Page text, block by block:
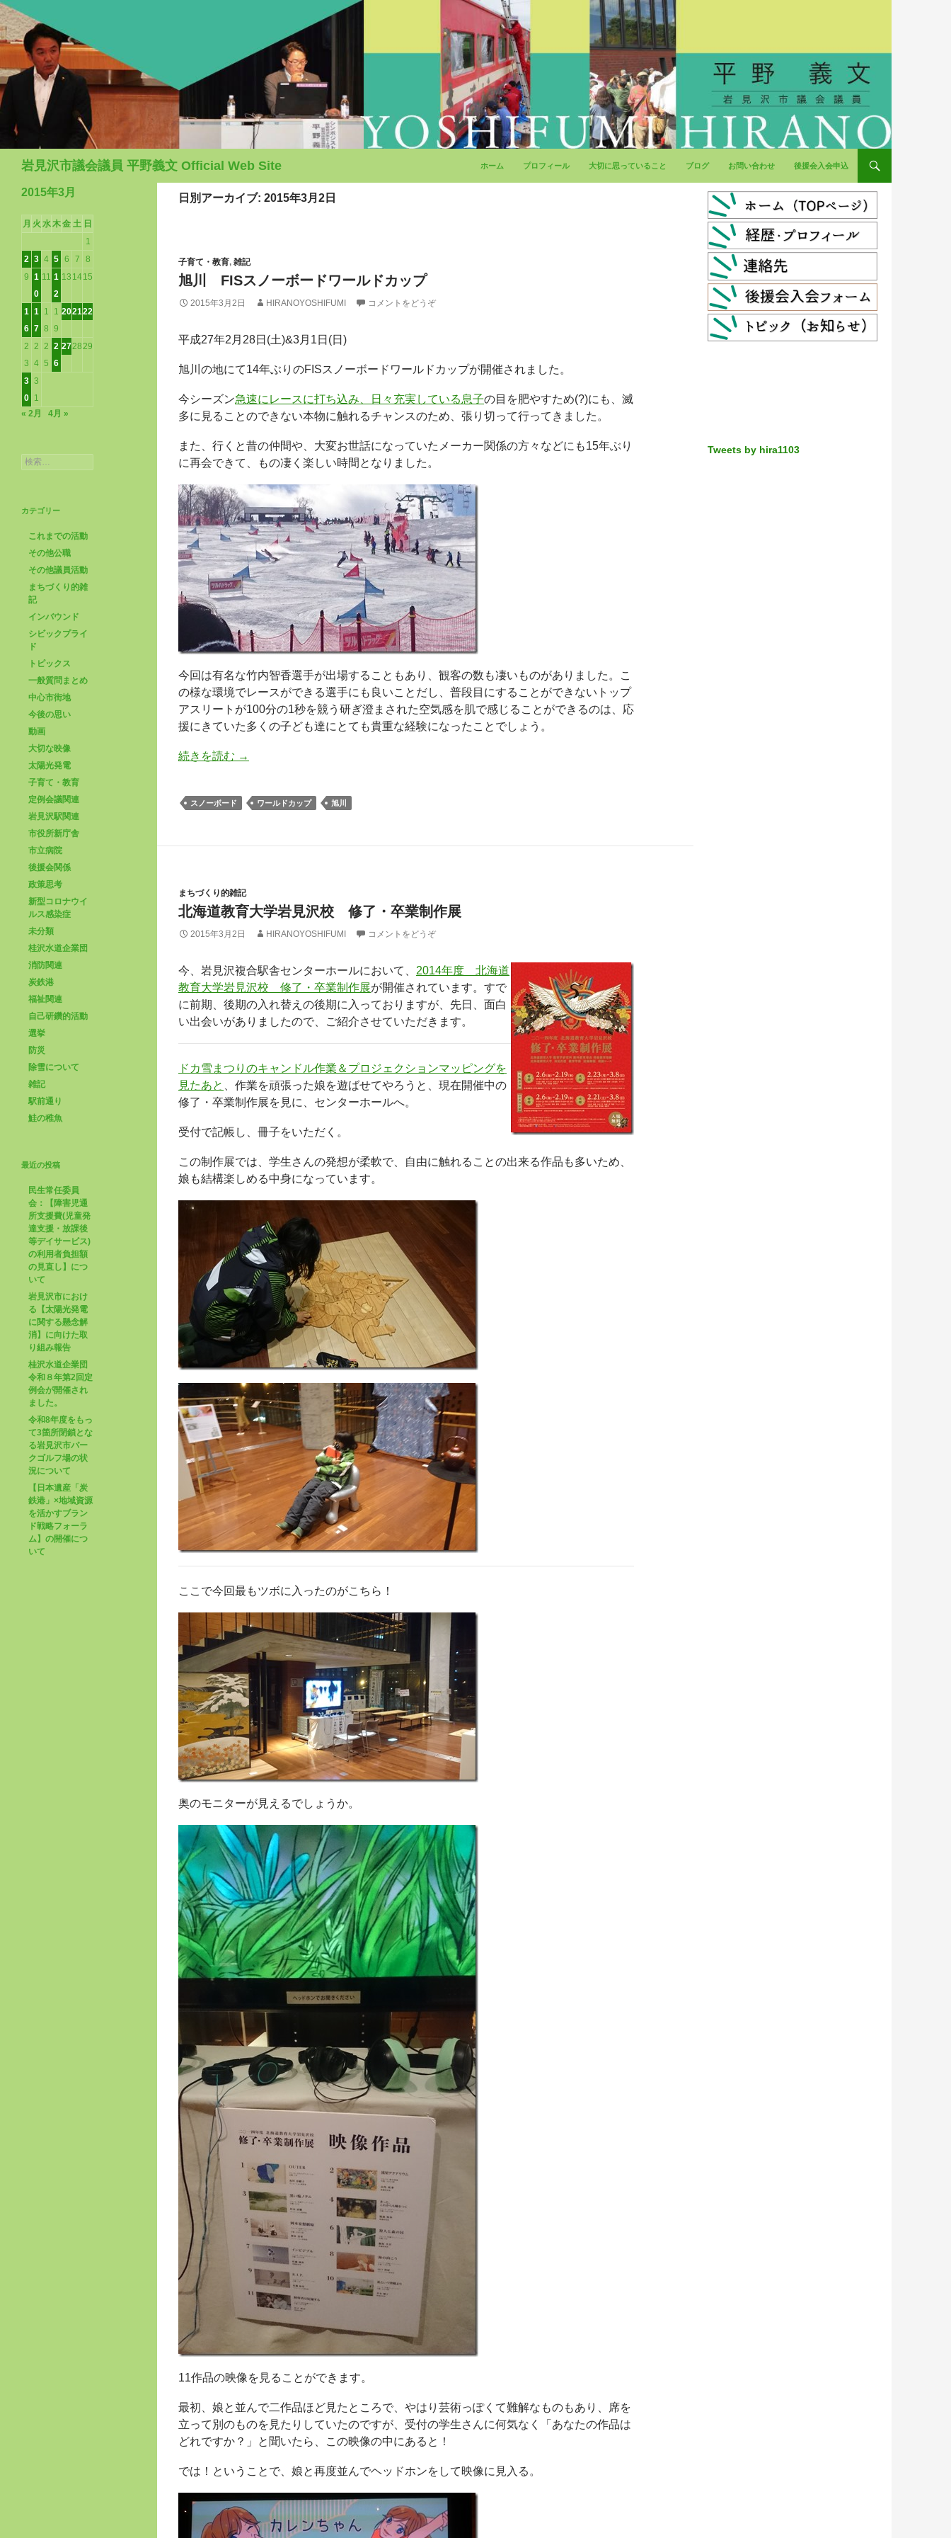
岩見沢市議会議員 平野義文 Official Web Site
ホーム
プロフィール 大切に思っていること ブログ お問い合わせ 後援会入会申込
日別アーカイブ: 2015年3月2日
子育て・教育, 雑記
旭川 FISスノーボードワールドカップ
2015年3月2日 HIRANOYOSHIFUMI コメントをどうぞ
平成27年2月28日(土)&3月1日(日)
旭川の地にて14年ぶりのFISスノーボードワールドカップが開催されました。
今シーズン急速にレースに打ち込み、日々充実している息子の目を肥やすため(?)にも、滅
多に見ることのできない本物に触れるチャンスのため、張り切って行ってきました。
また、行くと昔の仲間や、大変お世話になっていたメーカー関係の方々などにも15年ぶり
に再会できて、もの凄く楽しい時間となりました。
今回は有名な竹内智香選手が出場することもあり、観客の数も凄いものがありました。こ
の様な環境でレースができる選手にも良いことだし、普段目にすることができないトップ
アスリートが100分の1秒を競う研ぎ澄まされた空気感を肌で感じることができるのは、応
援にきていた多くの子ども達にとても貴重な経験になったことでしょう。
続きを読む →
スノーボード ワールドカップ 旭川
まちづくり的雑記
北海道教育大学岩見沢校 修了・卒業制作展
2015年3月2日 HIRANOYOSHIFUMI コメントをどうぞ
今、岩見沢複合駅舎センターホールにおいて、 2014年度 北海道
教育大学岩見沢校 修了・卒業制作展が開催されています。すで
に前期、後期の入れ替えの後期に入っておりますが、先日、面白
い出会いがありましたので、ご紹介させていただきます。
ドカ雪まつりのキャンドル作業＆プロジェクションマッピングを
見たあと
、作業を頑張った娘を遊ばせてやろうと、現在開催中の
修了・卒業制作展を見に、センターホールへ。
受付で記帳し、冊子をいただく。
この制作展では、学生さんの発想が柔軟で、自由に触れることの出来る作品も多いため、
娘も結構楽しめる中身になっています。
ここで今回最もツボに入ったのがこちら！
奥のモニターが見えるでしょうか。
11作品の映像を見ることができます。
最初、娘と並んで二作品ほど見たところで、やはり芸術っぽくて難解なものもあり、席を
立って別のものを見たりしていたのですが、受付の学生さんに何気なく「あなたの作品は
どれですか？」と聞いたら、この映像の中にあると！
では！ということで、娘と再度並んでヘッドホンをして映像に見入る。
Tweets by hira1103
2015年3月
月 火 水木金 土 日
1
2 3 4 5 6 7
8
9 1
0
11 1
2
13 1415
1
6
1
7
1
8
1
9
202122
2
3
2
4
2
5
2
6
272829
3
0
3
1
« 2月
4月 »
検
索:
カテゴリー
これまでの活動
その他公職
その他議員活動
まちづくり的雑
記
インバウンド
シビックプライ
ド
トピックス
一般質問まとめ
中心市街地
今後の思い
動画
大切な映像
太陽光発電
子育て・教育
定例会議関連
岩見沢駅関連
市役所新庁舎
市立病院
後援会関係
政策思考
新型コロナウイ
ルス感染症
未分類
桂沢水道企業団
消防関連
炭鉄港
福祉関連
自己研鑽的活動
選挙
防災
除雪について
雑記
駅前通り
鮭の稚魚
最近の投稿
民生常任委員
会：【障害児通
所支援費(児童発
達支援・放課後
等デイサービス)
の利用者負担額
の見直し】につ
いて
岩見沢市におけ
る【太陽光発電
に関する懸念解
消】に向けた取
り組み報告
桂沢水道企業団
令和８年第2回定
例会が開催され
ました。
令和8年度をもっ
て3箇所閉鎖とな
る岩見沢市パー
クゴルフ場の状
況について
【日本遺産「炭
鉄港」×地域資源
を活かすブラン
ド戦略フォーラ
ム】の開催につ
いて